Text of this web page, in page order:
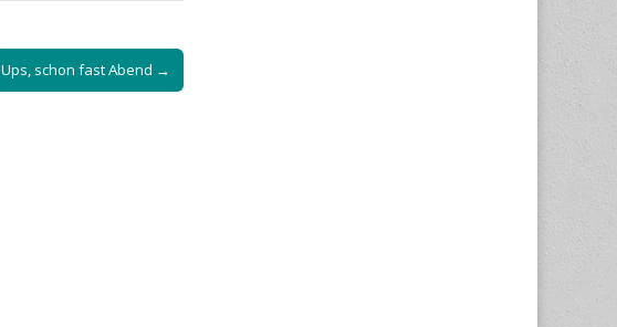
Ups, schon fast Abend →